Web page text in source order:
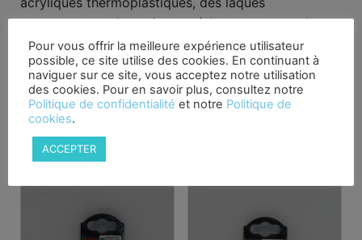
transparentes, des peintures à base aqueuse, des
films épais, de l’apprêt, de la résine synthétique et
de l’apprêt à pulvériser, des sous-couches
bicomposants et MS et des apprêts à réaction.
Produits similaires
Pour vous offrir la meilleure expérience utilisateur
possible, ce site utilise des cookies. En continuant à
naviguer sur ce site, vous acceptez notre utilisation
des cookies. Pour en savoir plus, consultez notre
Politique de confidentialité et notre Politique de
cookies.
ACCEPTER